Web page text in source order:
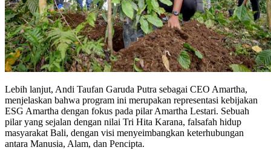
Lebih lanjut, Andi Taufan Garuda Putra sebagai CEO Amartha,
menjelaskan bahwa program ini merupakan representasi kebijakan
ESG Amartha dengan fokus pada pilar Amartha Lestari. Sebuah
pilar yang sejalan dengan nilai Tri Hita Karana, falsafah hidup
masyarakat Bali, dengan visi menyeimbangkan keterhubungan
antara Manusia, Alam, dan Pencipta.